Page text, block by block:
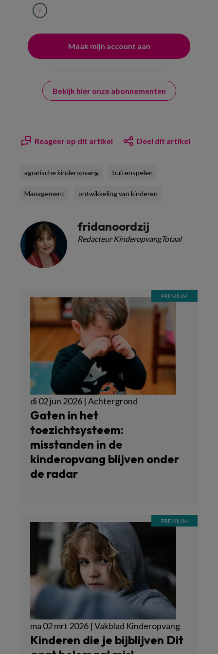
?
Bekijk hier onze abonnementen
Reageer op dit artikel Deel dit artikel
agrarische kinderopvang buitenspelen
Management ontwikkeling van kinderen
fridanoordzij
Redacteur KinderopvangTotaal
di 02 jun 2026 | Achtergrond
Gaten in het
toezichtsysteem:
misstanden in de
kinderopvang blijven onder
de radar
ma 02 mrt 2026 | Vakblad Kinderopvang
Kinderen die je bijblijven Dit